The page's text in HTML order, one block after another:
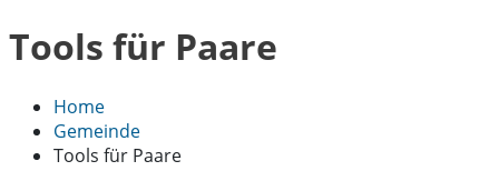
Tools für Paare
Home
Gemeinde
Tools für Paare